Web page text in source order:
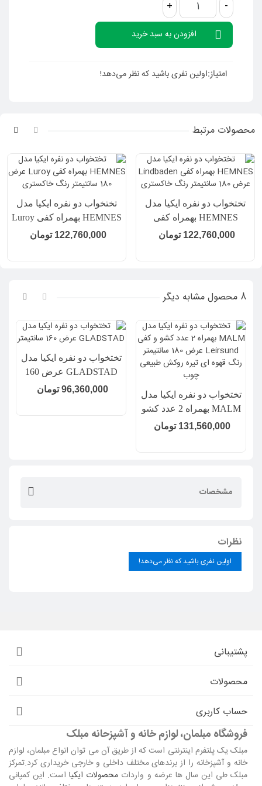
ارتفاع بخش پایینی تخت: 38 سانتیمتر
ارتفاع از زمین تا بالای تاج تخت: 100 سانتیمتر
عرض داخلی هر کشو: 97 سانتیمتر
عمق داخلی هر کشو: 59 سانتیمتر
وزن: حدود 89 کیلوگرم
Löwenhielm/IKEA of Sweden)
تشک و ملحفه را باید جداگانه خریداری نمایید.
توجه: این محصول به آسانی توسط شما در خانه مونتاژ میشود.
-
+
افزودن به سبد خرید
امتیاز:اولین نفری باشید که نظر می‌دهد!
محصولات مرتبط
تختخواب دو نفره ایکیا مدل
HEMNES بهمراه کفی
Lindbaden عرض 180
122,760,000 تومان
تختخواب دو نفره ایکیا مدل
HEMNES بهمراه کفی Luroy
عرض 180 سانتیمتر رنگ122,760,000 تومان
8 محصول مشابه دیگر
تختخواب دو نفره ایکیا مدل
MALM بهمراه 2 عدد کشو
131,560,000 تومان
تختخواب دو نفره ایکیا مدل
GLADSTAD عرض 160
سانتیمتر
96,360,000 تومان
مشخصات
نظرات
اولین نفری باشید که نظر می‌دهد!
پشتیبانی
محصولات
حساب کاربری
فروشگاه مبلمان، لوازم خانه و آشپزحانه مبلک
مبلک یک پلتفرم اینترنتی است که از طریق آن می توان انواع مبلمان، لوازم
خانه و آشپزخانه را از برندهای مختلف داخلی و خارجی خریداری کرد.تمرکز
مبلک طی این سال ها عرضه و واردات محصولات ایکیااست. این کمپانی